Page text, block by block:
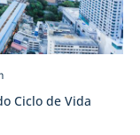
Ciclo de Vida